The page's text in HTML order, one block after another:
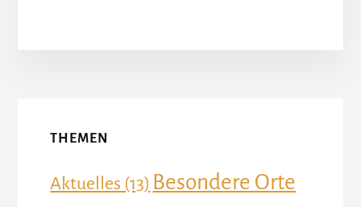
THEMEN
Aktuelles (13) Besondere Orte